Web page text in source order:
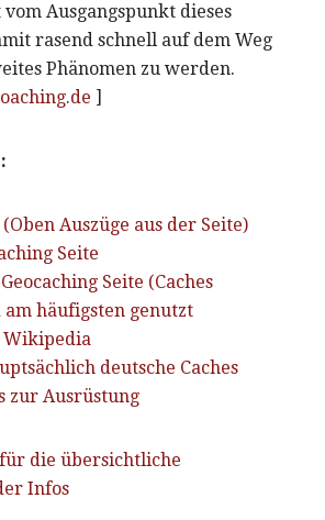
Ausgangspunkt dieses
rasend schnell auf dem Weg
Phänomen zu werden.
]
Auszüge aus der Seite)
Seite
Seite (Caches
häufigsten genutzt
Wikipedia
deutsche Caches
zur Ausrüstung
die übersichtliche
Infos